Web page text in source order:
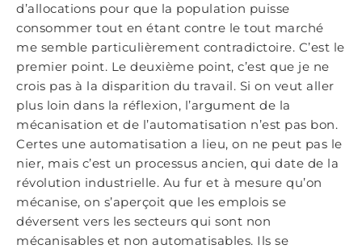
d’allocations pour que la population puisse
consommer tout en étant contre le tout marché
me semble particulièrement contradictoire. C’est le
premier point. Le deuxième point, c’est que je ne
crois pas à la disparition du travail. Si on veut aller
plus loin dans la réflexion, l’argument de la
mécanisation et de l’automatisation n’est pas bon.
Certes une automatisation a lieu, on ne peut pas le
nier, mais c’est un processus ancien, qui date de la
révolution industrielle. Au fur et à mesure qu’on
mécanise, on s’aperçoit que les emplois se
déversent vers les secteurs qui sont non
mécanisables et non automatisables. Ils se